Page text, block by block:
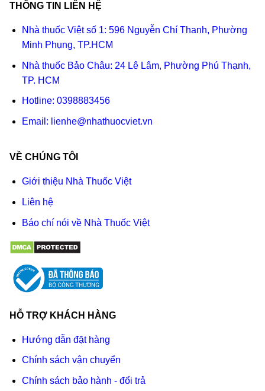
THÔNG TIN LIÊN HỆ
Nhà thuốc Việt số 1: 596 Nguyễn Chí Thanh, Phường
Minh Phụng, TP.HCM
Nhà thuốc Bảo Châu: 24 Lê Lâm, Phường Phú Thạnh,
TP. HCM
Hotline: 0398883456
Email: lienhe@nhathuocviet.vn
VỀ CHÚNG TÔI
Giới thiệu Nhà Thuốc Việt
Liên hệ
Báo chí nói về Nhà Thuốc Việt
HỖ TRỢ KHÁCH HÀNG
Hướng dẫn đặt hàng
Chính sách vận chuyển
Chính sách bảo hành - đổi trả